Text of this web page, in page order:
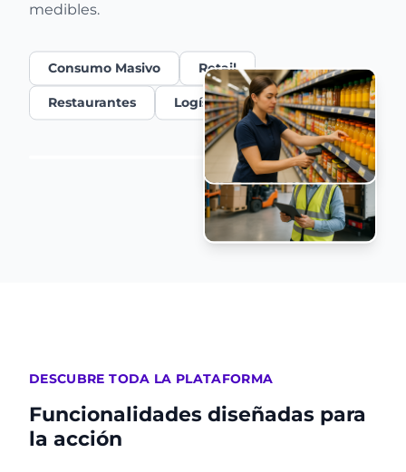
medibles.
Consumo Masivo Retail
Restaurantes Logística
DESCUBRE TODA LA PLATAFORMA
Funcionalidades diseñadas para
la acción